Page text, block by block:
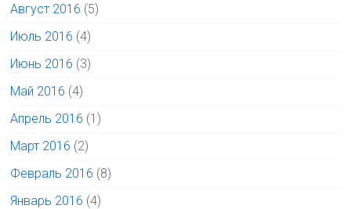
Август 2016 (5)
Июль 2016 (4)
Июнь 2016 (3)
Май 2016 (4)
Апрель 2016 (1)
Март 2016 (2)
Февраль 2016 (8)
Январь 2016 (4)